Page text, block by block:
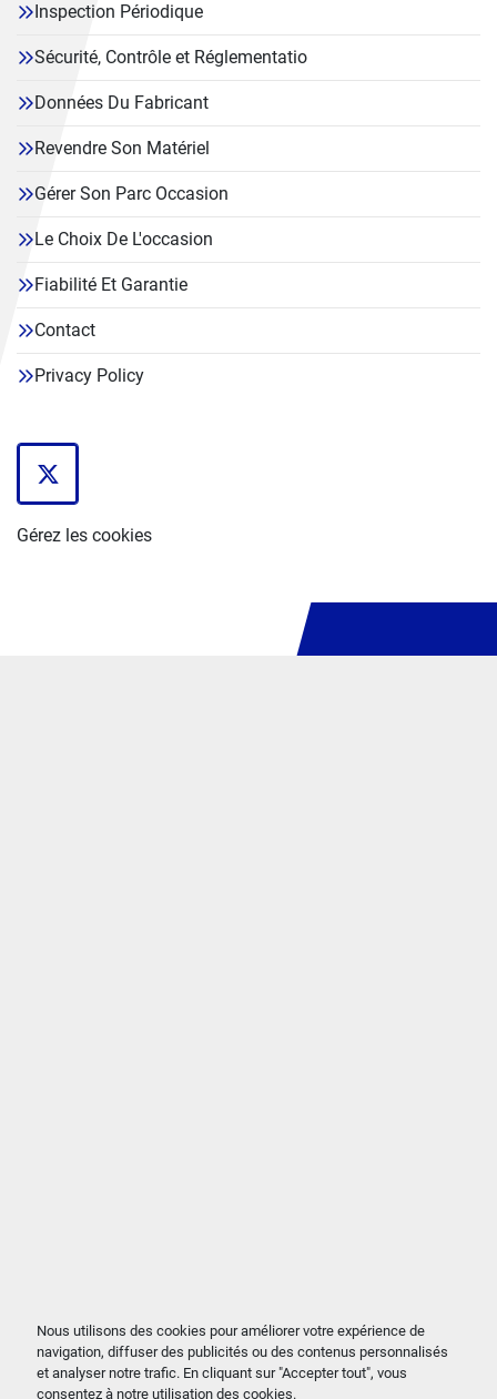
Nous utilisons des cookies pour améliorer votre expérience de
navigation, diffuser des publicités ou des contenus personnalisés
et analyser notre trafic. En cliquant sur "Accepter tout", vous
consentez à notre utilisation des cookies.
Inspection Périodique
Sécurité, Contrôle et Réglementatio
Données Du Fabricant
Revendre Son Matériel
Gérer Son Parc Occasion
Le Choix De L'occasion
Fiabilité Et Garantie
Contact
Privacy Policy
twitter
Gérez les cookies